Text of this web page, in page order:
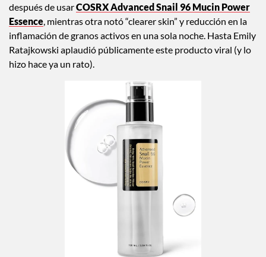
después de usarCOSRX Advanced Snail 96 Mucin Power
Essence, mientras otra notó “clearer skin” y reducción en la
inflamación de granos activos en una sola noche. Hasta Emily
Ratajkowski aplaudió públicamente este producto viral (y lo
hizo hace ya un rato).